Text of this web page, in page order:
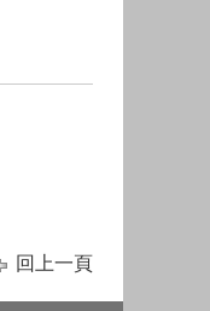
回上一頁